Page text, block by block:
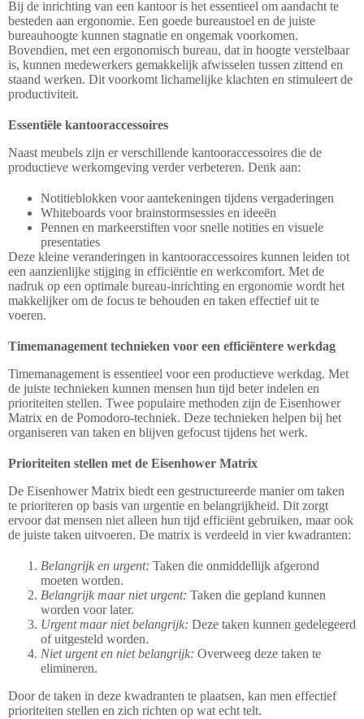
Bij de inrichting van een kantoor is het essentieel om aandacht te
besteden aan ergonomie. Een goede bureaustoel en de juiste
bureauhoogte kunnen stagnatie en ongemak voorkomen.
Bovendien, met een ergonomisch bureau, dat in hoogte verstelbaar
is, kunnen medewerkers gemakkelijk afwisselen tussen zittend en
staand werken. Dit voorkomt lichamelijke klachten en stimuleert de
productiviteit.
Essentiële kantooraccessoires
Naast meubels zijn er verschillende kantooraccessoires die de
productieve werkomgeving verder verbeteren. Denk aan:
Notitieblokken voor aantekeningen tijdens vergaderingen
Whiteboards voor brainstormsessies en ideeën
Pennen en markeerstiften voor snelle notities en visuele
presentaties
Deze kleine veranderingen in kantooraccessoires kunnen leiden tot
een aanzienlijke stijging in efficiëntie en werkcomfort. Met de
nadruk op een optimale bureau-inrichting en ergonomie wordt het
makkelijker om de focus te behouden en taken effectief uit te
voeren.
Timemanagement technieken voor een efficiëntere werkdag
Timemanagement is essentieel voor een productieve werkdag. Met
de juiste technieken kunnen mensen hun tijd beter indelen en
prioriteiten stellen. Twee populaire methoden zijn de Eisenhower
Matrix en de Pomodoro-techniek. Deze technieken helpen bij het
organiseren van taken en blijven gefocust tijdens het werk.
Prioriteiten stellen met de Eisenhower Matrix
De Eisenhower Matrix biedt een gestructureerde manier om taken
te prioriteren op basis van urgentie en belangrijkheid. Dit zorgt
ervoor dat mensen niet alleen hun tijd efficiënt gebruiken, maar ook
de juiste taken uitvoeren. De matrix is verdeeld in vier kwadranten:
Belangrijk en urgent: Taken die onmiddellijk afgerond
moeten worden.
Belangrijk maar niet urgent: Taken die gepland kunnen
worden voor later.
Urgent maar niet belangrijk: Deze taken kunnen gedelegeerd
of uitgesteld worden.
Niet urgent en niet belangrijk: Overweeg deze taken te
elimineren.
Door de taken in deze kwadranten te plaatsen, kan men effectief
prioriteiten stellen en zich richten op wat echt telt.